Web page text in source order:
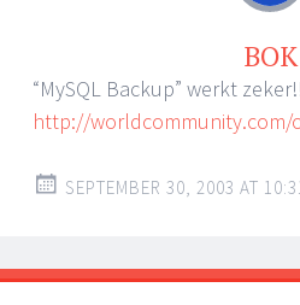
BOK
“MySQL Backup” werkt
http://worldcommunity.com/
SEPTEMBER 30, 2003 AT